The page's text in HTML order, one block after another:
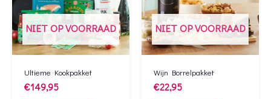
NIET OP VOORRAAD
Ultieme Kookpakket
€149,95
NIET OP VOORRAAD
Wijn Borrelpakket
€22,95